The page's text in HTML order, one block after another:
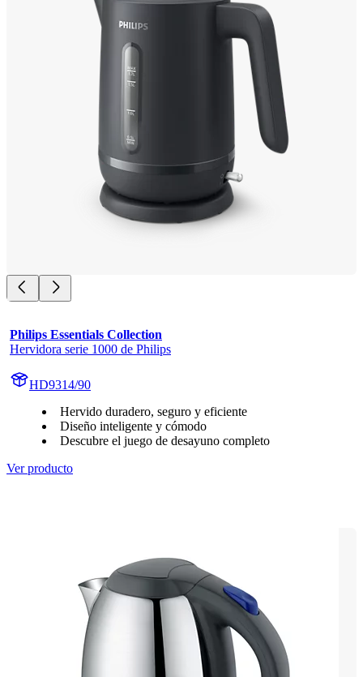
Philips Essentials Collection
Hervidora serie 1000 de Philips
HD9314/90
Hervido duradero, seguro y eficiente
Diseño inteligente y cómodo
Descubre el juego de desayuno completo
Ver producto